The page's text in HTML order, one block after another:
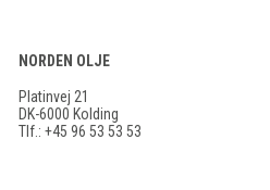
NORDEN OLJE
Platinvej 21
DK-6000 Kolding
Tlf.: +45 96 53 53 53